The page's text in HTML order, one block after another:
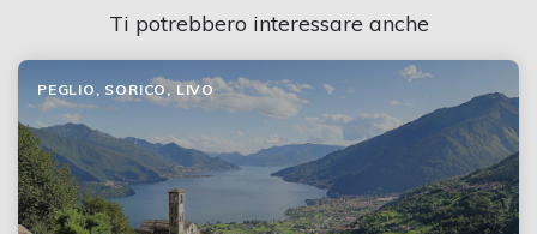
Ti potrebbero interessare anche
PEGLIO, SORICO, LIVO